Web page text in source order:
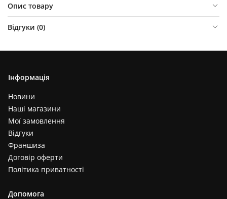
Опис товару
Відгуки (0)
Інформація
Новини
Наші магазини
Мої замовлення
Відгуки
Франшиза
Договір оферти
Політика приватності
Допомога